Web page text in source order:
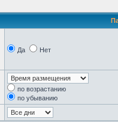
Да Нет
по возрастанию
по убыванию